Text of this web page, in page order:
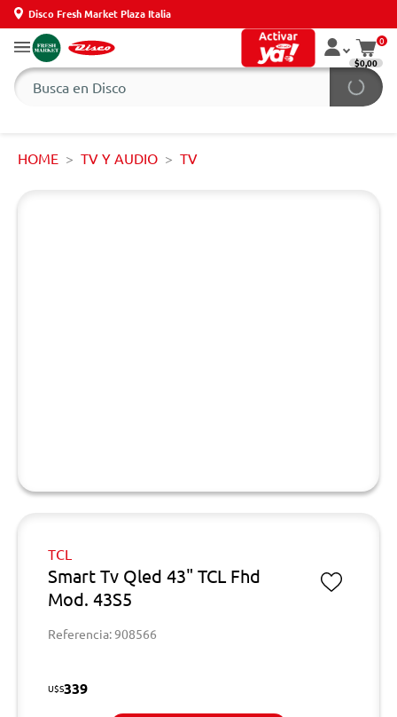
Disco Fresh Market Plaza Italia
0
$0,00
HOME TV Y AUDIO TV
TCL
Smart Tv Qled 43" TCL Fhd
Mod. 43S5
Referencia: 908566
U$S339